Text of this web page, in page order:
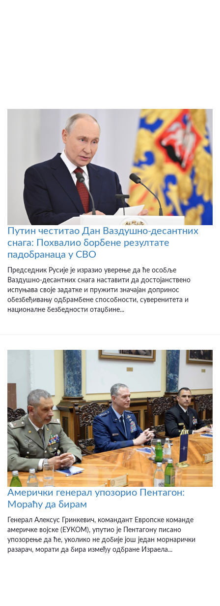
Путин честитао Дан Ваздушно-десантних
снага: Похвалио борбене резултате
падобранаца у СВО
Председник Русије је изразио уверење да ће особље
Ваздушно-десантних снага наставити да достојанствено
испуњава своје задатке и пружити значајан допринос
обезбеђивању одбрамбене способности, суверенитета и
националне безбедности отаџбине...
Амерички генерал упозорио Пентагон:
Мораћу да бирам
Генерал Алексус Гринкевич, командант Европске команде
америчке војске (ЕУКОМ), упутио је Пентагону писано
упозорење да ће, уколико не добије још један морнарички
разарач, морати да бира између одбране Израела...